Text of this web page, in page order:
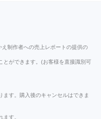
制作者への売上レポートの提供の
とができます。(お客様を直接識別可
す。購入後のキャンセルはできま
す。